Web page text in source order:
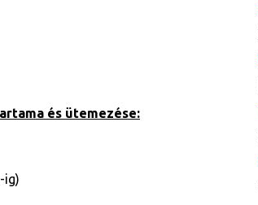
és ütemezése:
ig)